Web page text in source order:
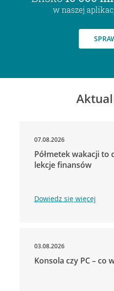
w naszej
07.08.2026
Półmetek wakacji
lekcje finansów
Dowiedz się więcej
03.08.2026
Konsola czy PC – co